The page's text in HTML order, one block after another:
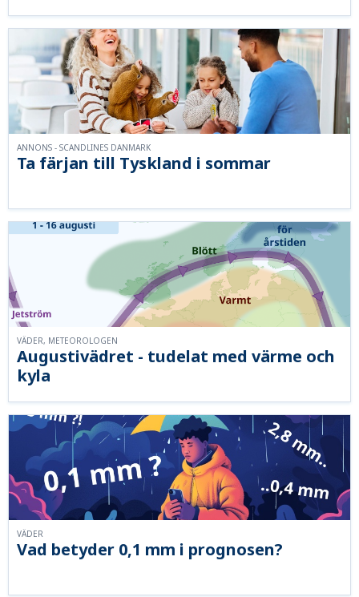
Ta färjan till Tyskland i sommar
ANNONS - SCANDLINES DANMARK
Augustivädret - tudelat med värme och
kyla
VÄDER, METEOROLOGEN
Vad betyder 0,1 mm i prognosen?
VÄDER